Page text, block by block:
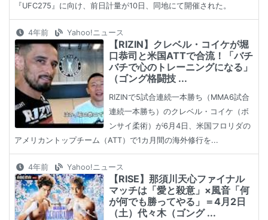
『UFC275』に向け、前日計量が10日、同地にて開催された。
4年前 Yahoo!ニュース
【RIZIN】クレベル・コイケが堀
口恭司と米国ATTで合流！「バチ
バチで心のトレーニングになる」
（ゴング格闘技 ...
RIZINで5試合連続一本勝ち（MMA6試合
連続一本勝ち）のクレベル・コイケ（ボ
ンサイ柔術）が6月4日、米国フロリダの
アメリカントップチーム（ATT）で1カ月間の海外修行を...
4年前 Yahoo!ニュース
【RISE】那須川天心ファイナル
マッチは「愛と殺意」×風音「何
が何でも勝ってやる」＝4月2日
（土）代々木（ゴング ...